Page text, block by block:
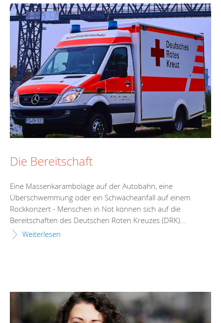
Die Bereitschaft
Eine Massenkarambolage auf der Autobahn, eine
Überschwemmung oder ein Schwächeanfall auf einem
Rockkonzert - Menschen in Not können sich auf die
Bereitschaften des Deutschen Roten Kreuzes (DRK)...
Weiterlesen